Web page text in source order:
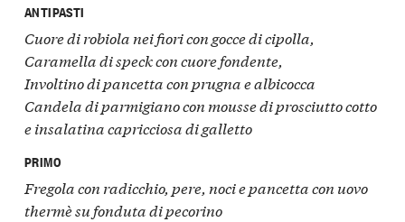
ANTIPASTI
Cuore di robiola nei fiori con gocce di cipolla,
Caramella di speck con cuore fondente,
Involtino di pancetta con prugna e albicocca
Candela di parmigiano con mousse di prosciutto cotto
e insalatina capricciosa di galletto
PRIMO
Fregola con radicchio, pere, noci e pancetta con uovo
thermè su fonduta di pecorino